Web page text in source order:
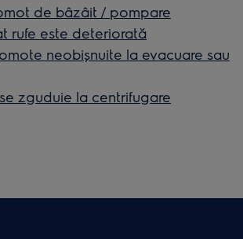
de bâzâit / pompare
rufe este deteriorată
neobișnuite la evacuare sau
zguduie la centrifugare